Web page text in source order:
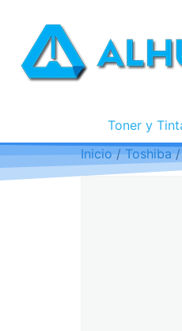
Toner y
Inicio/Toshiba